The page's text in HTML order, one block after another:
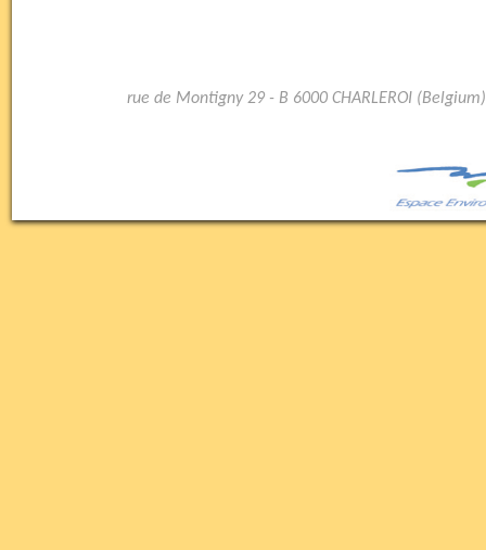
rue de Montigny 29 - B 6000 CHARLEROI